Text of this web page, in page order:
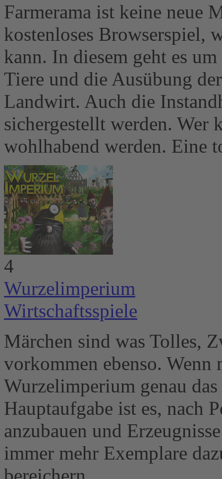
Farmerama ist keine neue
kostenloses Browserspiel,
kann. In diesem geht es
Tiere und die Ausübung
Landwirt. Auch die
sichergestellt werden. Wer
wohlhabend werden. Eine
4
Wurzelimperium
Wirtschaftsspiele
Märchen sind was Tolles,
vorkommen ebenso. Wenn
Wurzelimperium genau
Hauptaufgabe ist es, nach
anzubauen und
immer mehr Exemplare